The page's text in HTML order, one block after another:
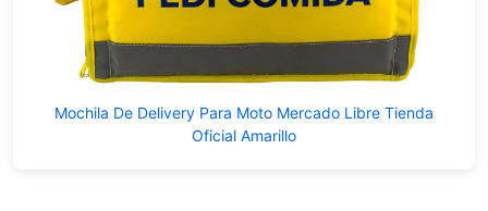
Mochila De Delivery Para Moto Mercado Libre Tienda
Oficial Amarillo